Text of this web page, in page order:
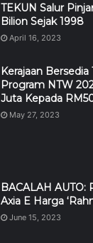
TEKUN Salur
Bilion Sejak 1998
April 16, 2023
Kerajaan
Program NTW
Juta Kepada
May 27, 2023
BACALAH AUTO:
Axia E Harga
June 15, 2023